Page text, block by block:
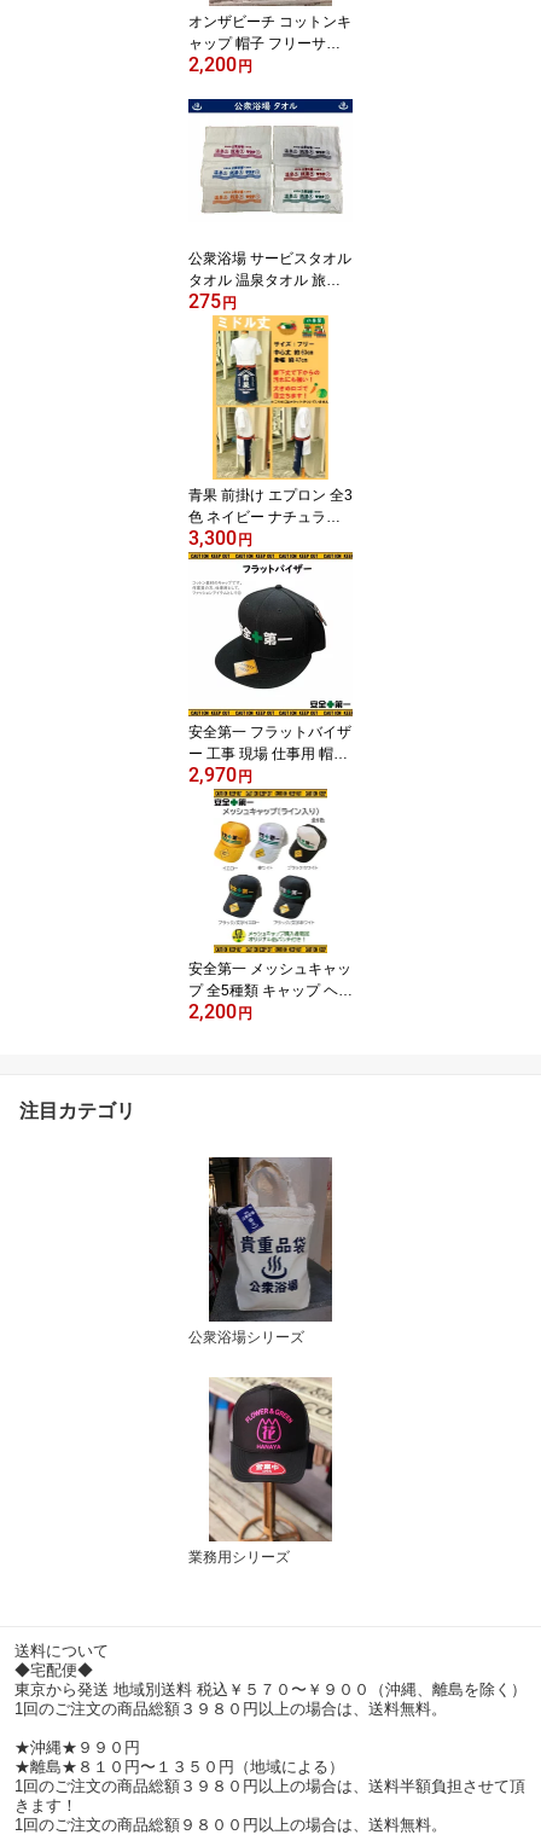
オンザビーチ コットンキ
ャップ 帽子 フリーサイ
ズ OTB-CC2
2,200円
公衆浴場 サービスタオル
タオル 温泉タオル 旅館
タオル 銭湯タオル 全6色
綿 薄手 ギフト 銭湯 温泉
お風呂 サウナ グッズ KY-
TW1
275円
青果 前掛け エプロン 全3
色 ネイビー ナチュラル
グリーン 業務用 八百屋
農家 市場 商店街 居酒屋
ユニフォーム 仕事用 ★
メール 便送料無料★
3,300円
安全第一 フラットバイザ
ー 工事 現場 仕事用 帽子
作業員 キャップ フロッ
キー ロゴ フェルト調
2,970円
安全第一 メッシュキャッ
プ 全5種類 キャップ ヘル
メット 工事 現場 仕事用
2,200円
注目カテゴリ
公衆浴場シリーズ
業務用シリーズ
送料について
◆宅配便◆
東京から発送 地域別送料 税込￥５７０〜￥９００（沖縄、離島を除く）
1回のご注文の商品総額３９８０円以上の場合は、送料無料。
★沖縄★９９０円
★離島★８１０円〜１３５０円（地域による）
1回のご注文の商品総額３９８０円以上の場合は、送料半額負担させて頂
きます！
1回のご注文の商品総額９８００円以上の場合は、送料無料。